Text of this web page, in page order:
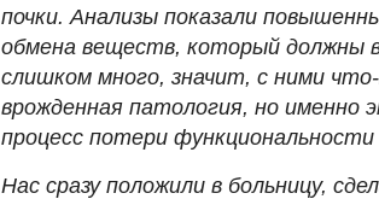
почки. Анализы показали
обмена веществ, который должны
слишком много, значит, с ними
врожденная патология, но именно
процесс потери функциональности
Нас сразу положили в больницу,